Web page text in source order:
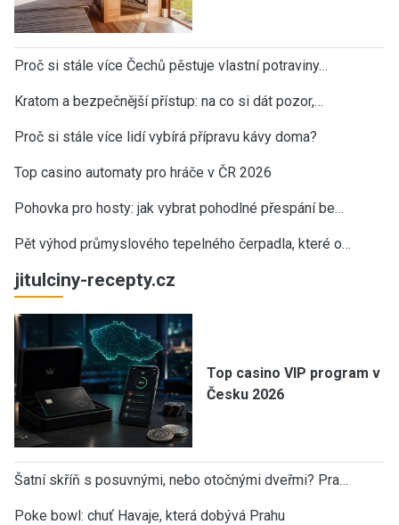
Proč si stále více Čechů pěstuje vlastní potraviny…
Kratom a bezpečnější přístup: na co si dát pozor,…
Proč si stále více lidí vybírá přípravu kávy doma?
Top casino automaty pro hráče v ČR 2026
Pohovka pro hosty: jak vybrat pohodlné přespání be…
Pět výhod průmyslového tepelného čerpadla, které o…
jitulciny-recepty.cz
Top casino VIP program v
Česku 2026
Šatní skříň s posuvnými, nebo otočnými dveřmi? Pra…
Poke bowl: chuť Havaje, která dobývá Prahu